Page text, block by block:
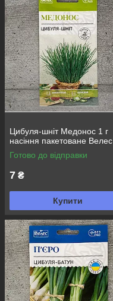
Цибуля-шніт Медонос 1 г
насіння пакетоване Велес
Готово до відправки
7 ₴
Купити